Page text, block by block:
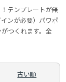
テンプレートが無
ンが必要）パワポ
つくれます。全
古い順